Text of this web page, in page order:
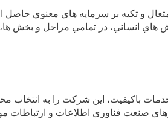
و تکيه بر سرمايه هاي معنوي
هاي انساني، در تمامي مراحل و بخش
صنعت فناوری اطلاعات و